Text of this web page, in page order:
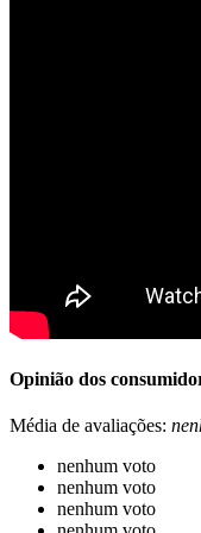
Opinião dos
Média de avaliações:
nenhum voto
nenhum voto
nenhum voto